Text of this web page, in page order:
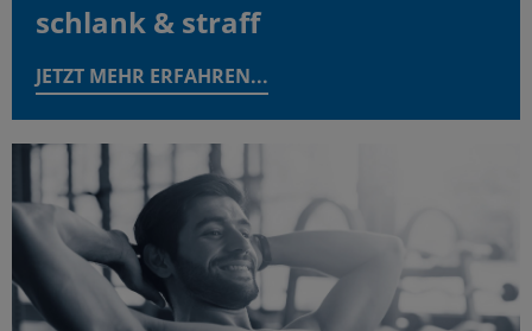
schlank & straff
JETZT MEHR ERFAHREN...